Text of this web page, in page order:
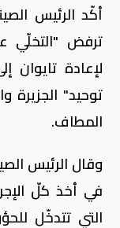
أكّد الرئيس
ترفض "التخلّي
لإعادة تايوان
توحيد" الجزيرة
المطاف.
وقال الرئيس
في أخذ كلّ
التي تتدخّل